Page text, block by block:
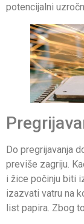
potencijalni
Do pregrijavanja
previše zagriju.
i žice počinju biti
izazvati vatru na
list papira. Zbog